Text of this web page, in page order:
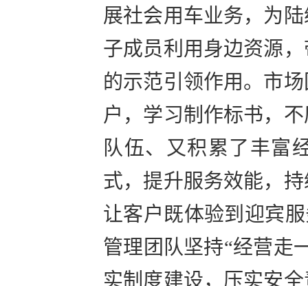
展社会用车业务，为
子成员利用身边资源
的示范引领作用。市
户，学习制作标书，
队伍、又积累了丰富
式，提升服务效能，
让客户既体验到迎宾
管理团队坚持“经营走
实制度建设，压实安